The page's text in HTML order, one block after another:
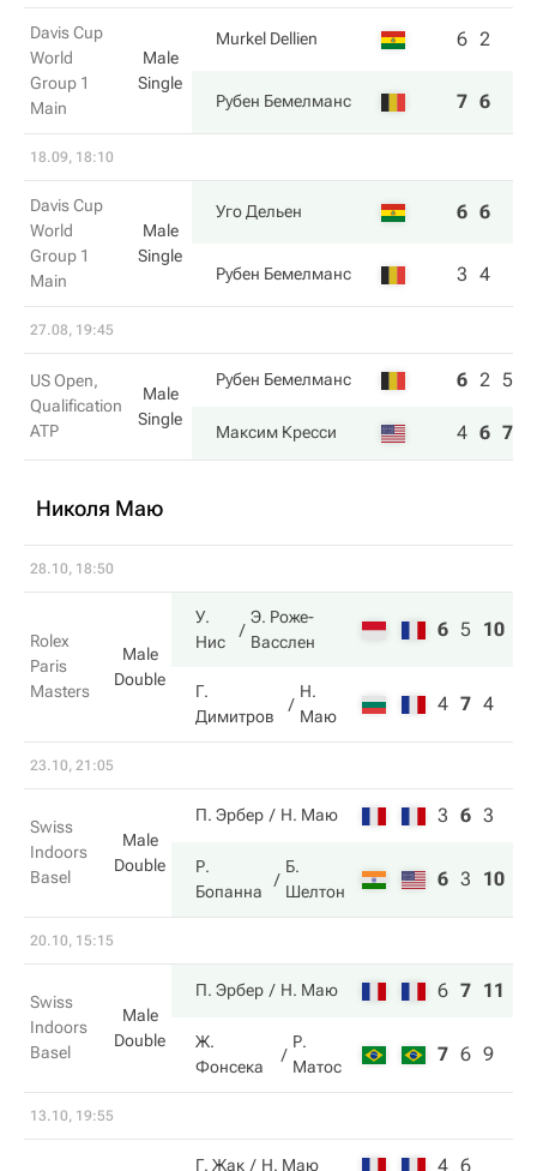
Davis Cup
World
Group 1
Main
Male
Single
Murkel Dellien 6 2
Рубен Бемелманс 7 6
18.09, 18:10
Davis Cup
World
Group 1
Main
Male
Single
Уго Дельен 6 6
Рубен Бемелманс 3 4
27.08, 19:45
US Open,
Qualification
ATP
Male
Single
Рубен Бемелманс 6 2 5
Максим Кресси 4 6 7
Николя Маю
28.10, 18:50
Rolex
Paris
Masters
Male
Double
У.
Нис
Э. Роже-
Васслен
6 5 10
Г.
Димитров
Н.
Маю
4 7 4
23.10, 21:05
Swiss
Indoors
Basel
Male
Double
П. Эрбер Н. Маю 3 6 3
Р.
Бопанна
Б.
Шелтон
6 3 10
20.10, 15:15
Swiss
Indoors
Basel
Male
Double
П. Эрбер Н. Маю 6 7 11
Ж.
Фонсека
Р.
Матос
7 6 9
13.10, 19:55
Г. Жак Н. Маю 4 6